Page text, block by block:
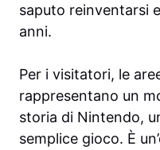
saputo reinventarsi
anni.
Per i visitatori, le
rappresentano un
storia di Nintendo,
semplice gioco. È